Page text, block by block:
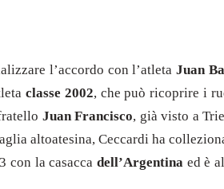
l’accordo con l’atletaJuan
classe 2002, che può ricoprire i
Juan Francisco, già visto a
altoatesina, Ceccardi ha
con la casaccadell’Argentina ed è